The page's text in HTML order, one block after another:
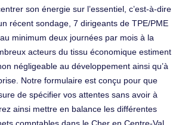
son énergie sur l’essentiel, c’est-à-dire
récent sondage, 7 dirigeants de TPE/PME
minimum deux journées par mois à la
acteurs du tissu économique estiment
négligeable au développement ainsi qu’à
Notre formulaire est conçu pour que
de spécifier vos attentes sans avoir à
ainsi mettre en balance les différentes
comptables dans le Cher en Centre-Val